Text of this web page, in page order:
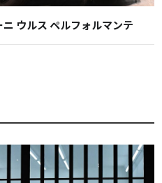
ウルス ペルフォルマンテ